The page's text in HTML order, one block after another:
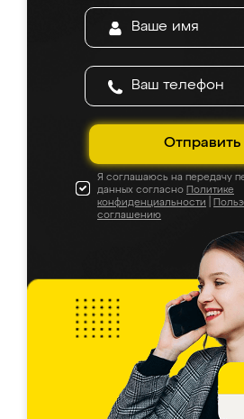
Отправить
Я соглашаюсь на передачу
данных согласно Политике
конфиденциальности
соглашению